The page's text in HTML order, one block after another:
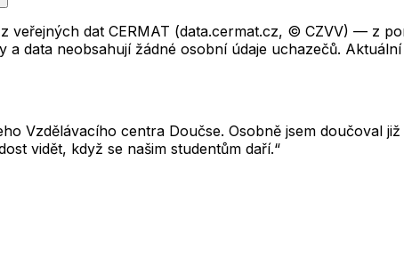
veřejných dat CERMAT (data.cermat.cz, © CZVV) — z
data neobsahují žádné osobní údaje uchazečů.
Vzdělávacího centra Doučse. Osobně jsem doučoval
vidět, když se našim studentům daří.“